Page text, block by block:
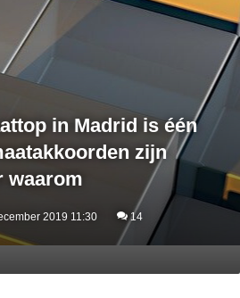
in Madrid is één
zijn
waarom
2019 11:30 14